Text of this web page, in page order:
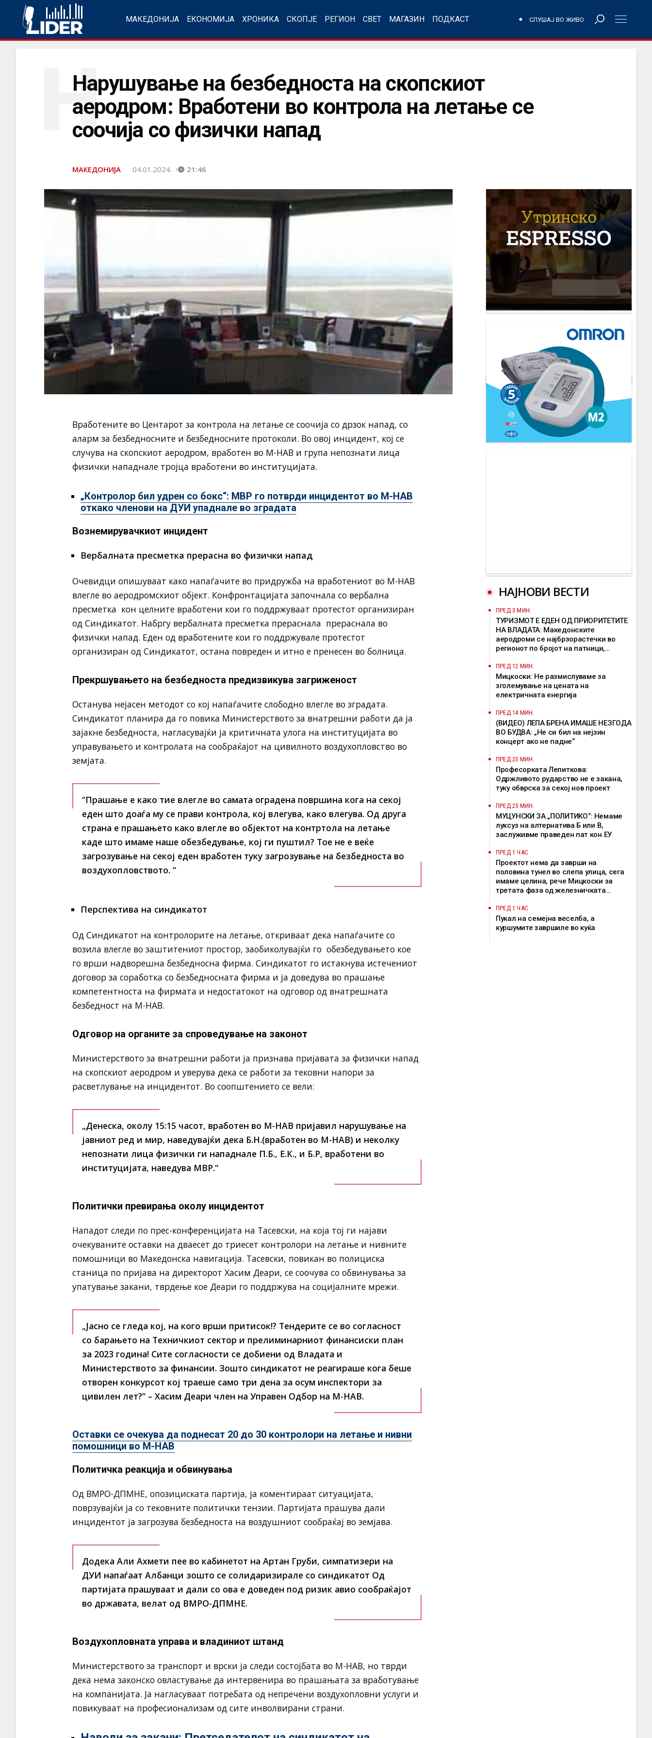
МАКЕДОНИЈА ЕКОНОМИЈА ХРОНИКА СКОПЈЕ РЕГИОН СВЕТ МАГАЗИН ПОДКАСТ СЛУШАЈ ВО ЖИВО
Нарушување на безбедноста на скопскиот
аеродром: Вработени во контрола на летање се
соочија со физички напад
Н
МАКЕДОНИЈА 04.01.2024. 21:46
Вработените во Центарот за контрола на летање се соочија со дрзок напад, со
аларм за безбедносните и безбедносните протоколи. Во овој инцидент, кој се
случува на скопскиот аеродром, вработен во М-НАВ и група непознати лица
физички нападнале тројца вработени во институцијата.
„Контролор бил удрен со бокс“: МВР го потврди инцидентот во М-НАВ
откако членови на ДУИ упаднале во зградата
Вознемирувачкиот инцидент
Вербалната пресметка прерасна во физички напад
Очевидци опишуваат како напаѓачите во придружба на вработениот во М-НАВ
влегле во аеродромскиот објект. Конфронтацијата започнала со вербална
пресметка кон целните вработени кои го поддржуваат протестот организиран
од Синдикатот. Набргу вербалната пресметка прераснала прераснала во
физички напад. Еден од вработените кои го поддржувале протестот
организиран од Синдикатот, остана повреден и итно е пренесен во болница.
Прекршувањето на безбедноста предизвикува загриженост
Останува нејасен методот со кој напаѓачите слободно влегле во зградата.
Синдикатот планира да го повика Министерството за внатрешни работи да ја
зајакне безбедноста, нагласувајќи ја критичната улога на институцијата во
управувањето и контролата на сообраќајот на цивилното воздухопловство во
земјата.
“Прашање е како тие влегле во самата оградена површина кога на секој
еден што доаѓа му се прави контрола, кој влегува, како влегува. Од друга
страна е прашањето како влегле во објектот на контртола на летање
каде што имаме наше обезбедување, кој ги пуштил? Тое не е веќе
загрозување на секој еден вработен туку загрозување на безбедноста во
воздухопловството. “
Перспектива на синдикатот
Од Синдикатот на контролорите на летање, откриваат дека напаѓачите со
возила влегле во заштитениот простор, заобиколувајќи го обезбедувањето кое
го врши надворешна безбедносна фирма. Синдикатот го истакнува истечениот
договор за соработка со безбедносната фирма и ја доведува во прашање
компетентноста на фирмата и недостатокот на одговор од внатрешната
безбедност на М-НАВ.
Одговор на органите за спроведување на законот
Министерството за внатрешни работи ја признава пријавата за физички напад
на скопскиот аеродром и уверува дека се работи за тековни напори за
расветлување на инцидентот. Во соопштението се вели:
„Денеска, околу 15:15 часот, вработен во М-НАВ пријавил нарушување на
јавниот ред и мир, наведувајќи дека Б.Н.(вработен во М-НАВ) и неколку
непознати лица физички ги нападнале П.Б., Е.К., и Б.Р, вработени во
институцијата, наведува МВР.“
Политички превирања околу инцидентот
Нападот следи по прес-конференцијата на Тасевски, на која тој ги најави
очекуваните оставки на дваесет до триесет контролори на летање и нивните
помошници во Македонска навигација. Тасевски, повикан во полициска
станица по пријава на директорот Хасим Деари, се соочува со обвинувања за
упатување закани, тврдење кое Деари го поддржува на социјалните мрежи.
„Јасно се гледа кој, на кого врши притисок!? Тендерите се во согласност
со барањето на Техничкиот сектор и прелиминарниот финансиски план
за 2023 година! Сите согласности се добиени од Владата и
Министерството за финансии. Зошто синдикатот не реагираше кога беше
отворен конкурсот кој траеше само три дена за осум инспектори за
цивилен лет?“ – Хасим Деари член на Управен Одбор на М-НАВ.
Оставки се очекува да поднесат 20 до 30 контролори на летање и нивни
помошници во М-НАВ
Политичка реакција и обвинувања
Од ВМРО-ДПМНЕ, опозициската партија, ја коментираат ситуацијата,
поврзувајќи ја со тековните политички тензии. Партијата прашува дали
инцидентот ја загрозува безбедноста на воздушниот сообраќај во земјава.
Додека Али Ахмети пее во кабинетот на Артан Груби, симпатизери на
ДУИ напаѓаат Албанци зошто се солидаризирале со синдикатот Од
партијата прашуваат и дали со ова е доведен под ризик авио сообраќајот
во државата, велат од ВМРО-ДПМНЕ.
Воздухопловната управа и владиниот штанд
Министерството за транспорт и врски ја следи состојбата во М-НАВ, но тврди
дека нема законско овластување да интервенира во прашањата за вработување
на компанијата. Ја нагласуваат потребата од непречени воздухопловни услуги и
повикуваат на професионализам од сите инволвирани страни.
НАЈНОВИ ВЕСТИ
ПРЕД 3 МИН.
ТУРИЗМОТ Е ЕДЕН ОД ПРИОРИТЕТИТЕ
НА ВЛАДАТА: Македонските
аеродроми се најбрзорастечки во
регионот по бројот на патници,
ПРЕД 12 МИН.
Мицкоски: Не размислуваме за
зголемување на цената на
електричната енергија
ПРЕД 14 МИН.
(ВИДЕО) ЛЕПА БРЕНА ИМАШЕ НЕЗГОДА
ВО БУДВА: „Не си бил на нејзин
концерт ако не падне“
ПРЕД 23 МИН.
Професорката Лепиткова:
Одржливото рударство не е закана,
туку обврска за секој нов проект
ПРЕД 25 МИН.
МУЦУНСКИ ЗА „ПОЛИТИКО“: Немаме
луксуз на алтернатива Б или В,
заслуживме праведен пат кон ЕУ
ПРЕД 1 ЧАС
Проектот нема да заврши на
половина тунел во слепа улица, сега
имаме целина, рече Мицкоски за
третата фаза од железничката
ПРЕД 1 ЧАС
Пукал на семејна веселба, а
куршумите завршиле во куќа